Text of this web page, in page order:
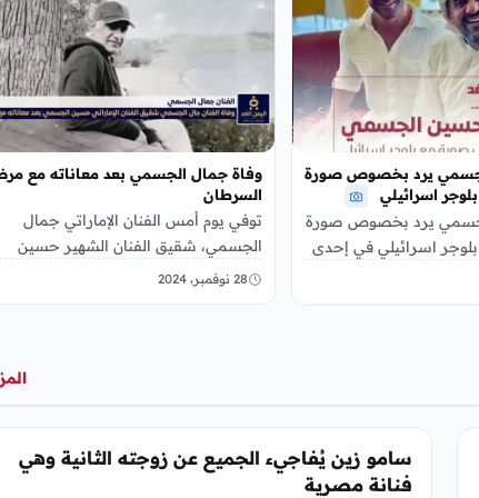
يرد بخصوص صورة
اسرائيلي
يرد بخصوص صورة
اسرائيلي في إحدى
منه البلوجر الإسرائيلي
وفاة جمال الجسمي بعد معاناته مع
السرطان
توفي يوم أمس الفنان الإماراتي جمال
الجسمي، شقيق الفنان الشهير حسين
الجسمي، في الولايات المتحدة الأمريكية
28 نوفمبر، 2024
سامو زين يُفاجيء الجميع عن زوجته الثانية وهي
فنانة مصرية